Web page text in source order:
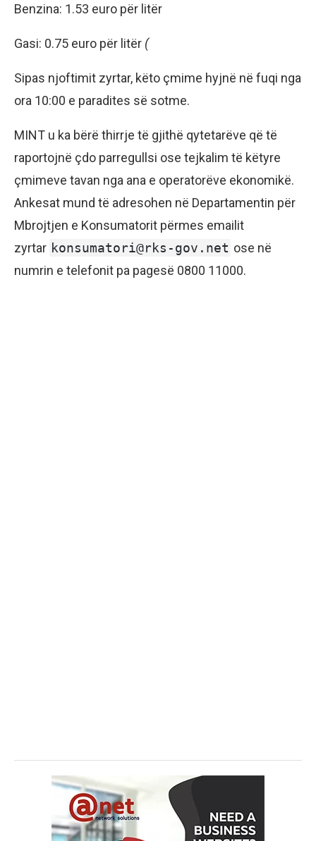
Benzina: 1.53 euro për litër
Gasi: 0.75 euro për litër (
Sipas njoftimit zyrtar, këto çmime hyjnë në fuqi nga
ora 10:00 e paradites së sotme.
MINT u ka bërë thirrje të gjithë qytetarëve që të
raportojnë çdo parregullsi ose tejkalim të këtyre
çmimeve tavan nga ana e operatorëve ekonomikë.
Ankesat mund të adresohen në Departamentin për
Mbrojtjen e Konsumatorit përmes emailit
zyrtar konsumatori@rks-gov.net ose në
numrin e telefonit pa pagesë 0800 11000.